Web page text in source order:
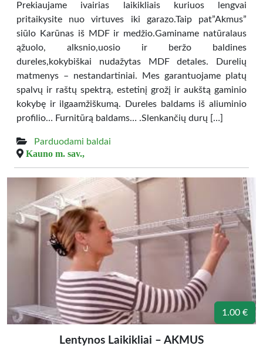
Prekiaujame ivairias laikikliais kuriuos lengvai
pritaikysite nuo virtuves iki garazo.Taip pat”Akmus”
siūlo Karūnas iš MDF ir medžio.Gaminame natūralaus
ąžuolo, alksnio,uosio ir beržo baldines
dureles,kokybiškai nudažytas MDF detales. Durelių
matmenys – nestandartiniai. Mes garantuojame platų
spalvų ir raštų spektrą, estetinį grožį ir aukštą gaminio
kokybę ir ilgaamžiškumą. Dureles baldams iš aliuminio
profilio… Furnitūrą baldams… .Slenkančių durų […]
Parduodami baldai
Kauno m. sav.,
1.00 €
Lentynos Laikikliai – AKMUS